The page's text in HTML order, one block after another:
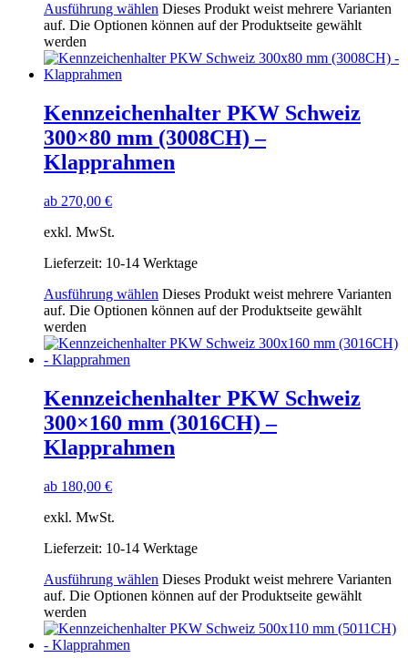
Ausführung wählen Dieses Produkt weist mehrere Varianten
auf. Die Optionen können auf der Produktseite gewählt
werden
Kennzeichenhalter PKW Schweiz
300×80 mm (3008CH) –
Klapprahmen
ab 270,00 €
exkl. MwSt.
Lieferzeit: 10-14 Werktage
Ausführung wählen Dieses Produkt weist mehrere Varianten
auf. Die Optionen können auf der Produktseite gewählt
werden
Kennzeichenhalter PKW Schweiz
300×160 mm (3016CH) –
Klapprahmen
ab 180,00 €
exkl. MwSt.
Lieferzeit: 10-14 Werktage
Ausführung wählen Dieses Produkt weist mehrere Varianten
auf. Die Optionen können auf der Produktseite gewählt
werden